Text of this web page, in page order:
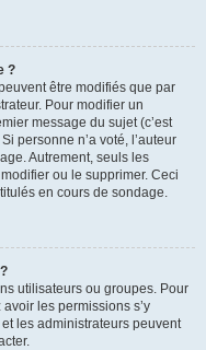
?
être modifiés que par
Pour modifier un
message du sujet (c’est
personne n’a voté, l’auteur
Autrement, seuls les
ou le supprimer. Ceci
en cours de sondage.
utilisateurs ou groupes. Pour
les permissions s’y
les administrateurs peuvent